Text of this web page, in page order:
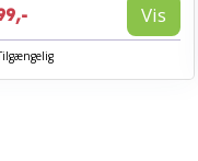
Vis